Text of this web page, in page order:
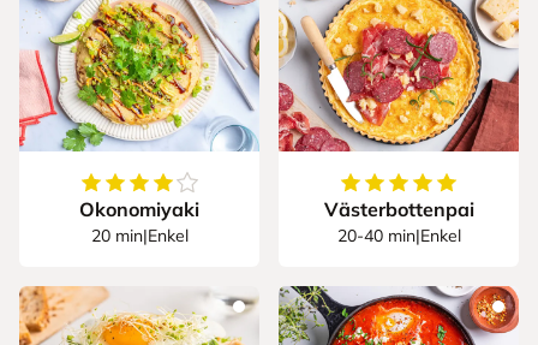
4.333333333333333
stjerner
Okonomiyaki
20 min|Enkel
5av5stjerner
Västerbottenpai
20-40 min|Enkel